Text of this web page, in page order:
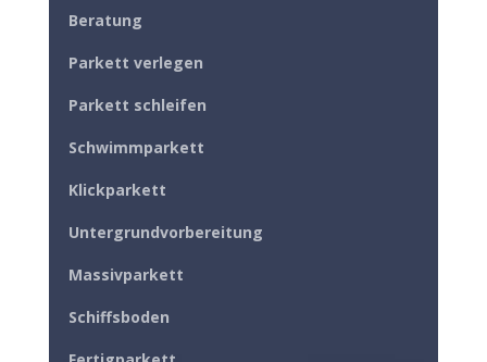
Beratung
Parkett verlegen
Parkett schleifen
Schwimmparkett
Klickparkett
Untergrundvorbereitung
Massivparkett
Schiffsboden